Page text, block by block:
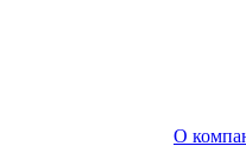
О